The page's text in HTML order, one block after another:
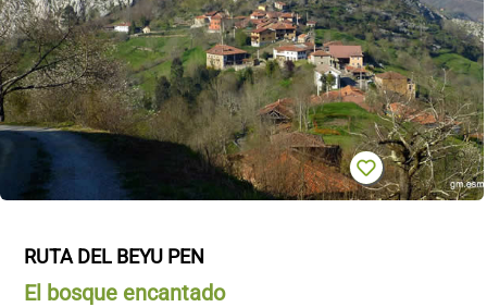
RUTA DEL BEYU PEN
El bosque encantado